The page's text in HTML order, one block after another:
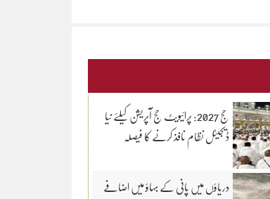
حج 2027: پرائیویٹ حج آپریشن کیلئے نیا
ڈیجیٹل نظام نافذ کرنے کا فیصلہ
دریاؤں میں پانی کے بہاؤ میں اضافے